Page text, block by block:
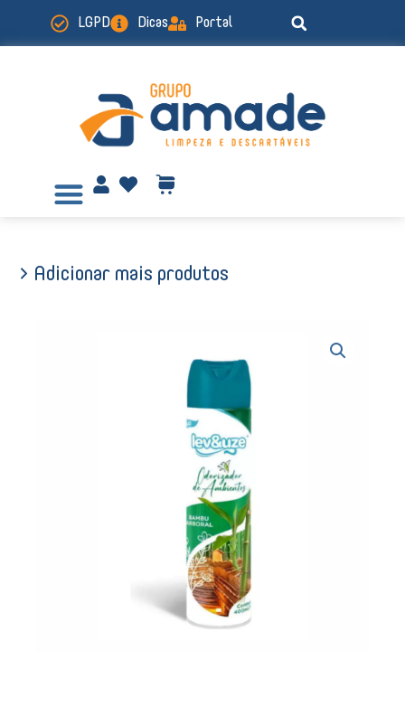
LGPD Dicas Portal
> Adicionar mais produtos